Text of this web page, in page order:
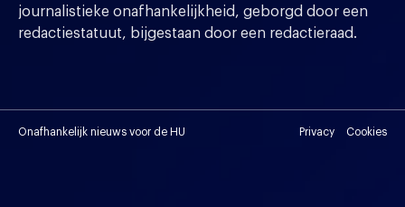
journalistieke onafhankelijkheid, geborgd door een
redactiestatuut, bijgestaan door een redactieraad.
Onafhankelijk nieuws voor de HU Privacy Cookies